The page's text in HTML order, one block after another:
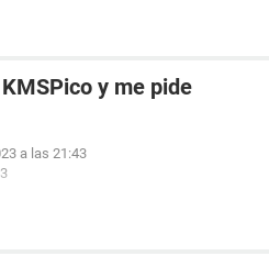
y me pide
a las 21:43